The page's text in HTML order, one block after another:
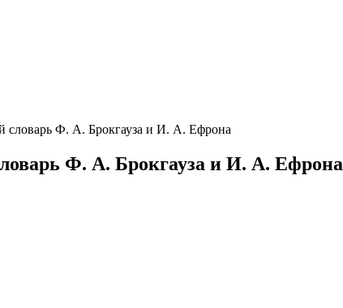
словарь Ф. А. Брокгауза и И. А. Ефрона
Ф. А. Брокгауза и И. А. Ефрона